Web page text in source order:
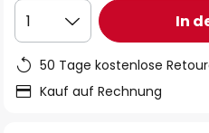
1 In
50 Tage kostenlose
Kauf auf Rechnung